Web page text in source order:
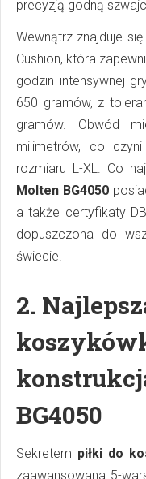
precyzją godną
Wewnątrz znajduje
Cushion, która
godzin intensywnej
650 gramów, z
gramów. Obwód
milimetrów, co
rozmiaru L-XL. Co
Molten BG4050
a także certyfikaty
dopuszczona do
świecie.
2.
BG4050
Sekretem piłki do
zaawansowana 5-